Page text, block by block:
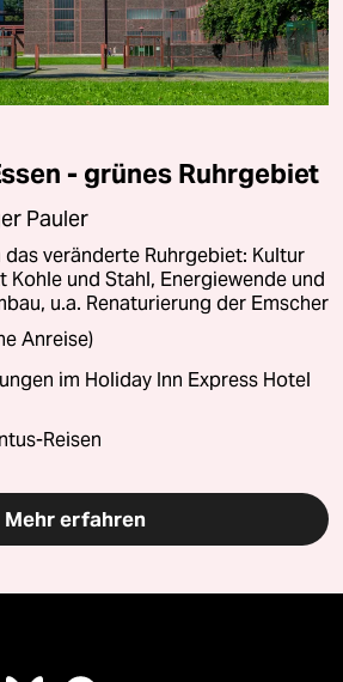
- grünes Ruhrgebiet
Pauler
das veränderte Ruhrgebiet: Kultur
Kohle und Stahl, Energiewende und
u.a. Renaturierung der Emscher
Anreise)
im Holiday Inn Express Hotel
Reisen
Mehr erfahren